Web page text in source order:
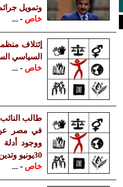
وتمويل
خاص - ...
إئتلاف
السياسي
خاص - ...
طالب
في مصر عن
ووجود
30يونيو وتدين جرائم الع
خاص - ...